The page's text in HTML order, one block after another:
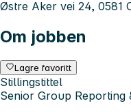
Østre Aker vei 24, 0581
Om jobben
Lagre favoritt
Stillingstittel
Senior Group